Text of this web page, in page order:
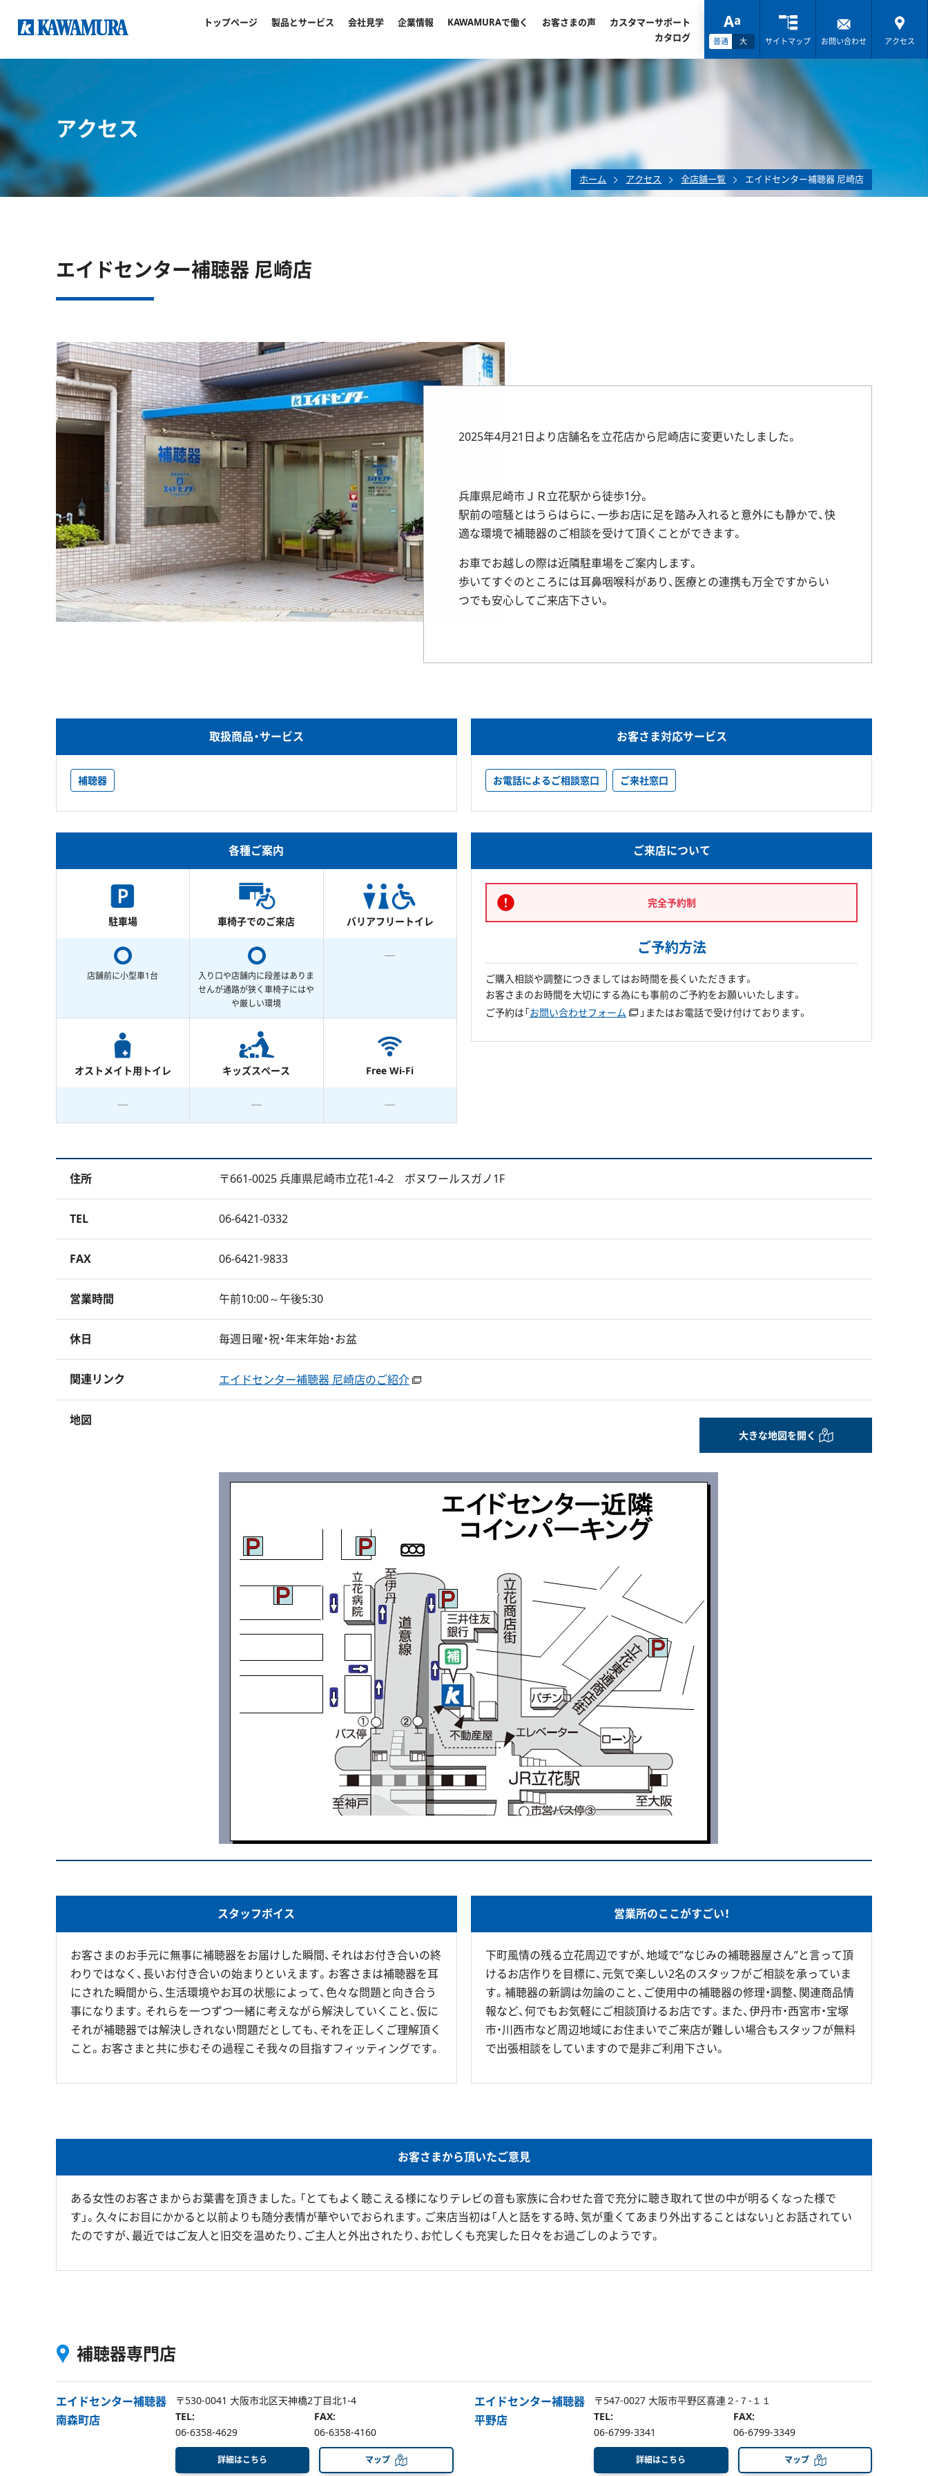
トップページ 製品とサービス 会社見学 企業情報 KAWAMURAで働く お客さまの声
カスタマーサポート
カタログ
普通 大 サイトマップ お問い合わせ アクセス
アクセス
ホーム アクセス 全店舗一覧 エイドセンター補聴器 尼崎店
エイドセンター補聴器 尼崎店
2025年4月21日より店舗名を立花店から尼崎店に変更いたしました。
兵庫県尼崎市ＪＲ立花駅から徒歩1分。
駅前の喧騒とはうらはらに、一歩お店に足を踏み入れると意外にも静かで、快
適な環境で補聴器のご相談を受けて頂くことができます。
お車でお越しの際は近隣駐車場をご案内します。
歩いてすぐのところには耳鼻咽喉科があり、医療との連携も万全ですからい
つでも安心してご来店下さい。
取扱商品・サービス
補聴器
各種ご案内
駐車場
店舗前に小型車1台
車椅子でのご来店
入り口や店舗内に段差はありま
せんが通路が狭く車椅子にはや
や厳しい環境
バリアフリートイレ
オストメイト用トイレ キッズスペース Free Wi-Fi
お客さま対応サービス
お電話によるご相談窓口 ご来社窓口
ご来店について
完全予約制
ご予約方法
ご購入相談や調整につきましてはお時間を長くいただきます。
お客さまのお時間を大切にする為にも事前のご予約をお願いいたします。
ご予約は「お問い合わせフォーム 」またはお電話で受け付けております。
住所 〒661-0025 兵庫県尼崎市立花1-4-2 ボヌワールスガノ1F
TEL 06-6421-0332
FAX 06-6421-9833
営業時間 午前10:00～午後5:30
休日 毎週日曜・祝・年末年始・お盆
関連リンク エイドセンター補聴器 尼崎店のご紹介
地図
大きな地図を開く
スタッフボイス
お客さまのお手元に無事に補聴器をお届けした瞬間、それはお付き合いの終
わりではなく、長いお付き合いの始まりといえます。お客さまは補聴器を耳
にされた瞬間から、生活環境やお耳の状態によって、色々な問題と向き合う
事になります。それらを一つずつ一緒に考えながら解決していくこと、仮に
それが補聴器では解決しきれない問題だとしても、それを正しくご理解頂く
こと。お客さまと共に歩むその過程こそ我々の目指すフィッティングです。
営業所のここがすごい！
下町風情の残る立花周辺ですが、地域で”なじみの補聴器屋さん”と言って頂
けるお店作りを目標に、元気で楽しい2名のスタッフがご相談を承っていま
す。補聴器の新調は勿論のこと、ご使用中の補聴器の修理・調整、関連商品情
報など、何でもお気軽にご相談頂けるお店です。また、伊丹市・西宮市・宝塚
市・川西市など周辺地域にお住まいでご来店が難しい場合もスタッフが無料
で出張相談をしていますので是非ご利用下さい。
お客さまから頂いたご意見
ある女性のお客さまからお葉書を頂きました。「とてもよく聴こえる様になりテレビの音も家族に合わせた音で充分に聴き取れて世の中が明るくなった様で
す」。久々にお目にかかると以前よりも随分表情が華やいでおられます。ご来店当初は「人と話をする時、気が重くてあまり外出することはない」とお話されてい
たのですが、最近ではご友人と旧交を温めたり、ご主人と外出されたり、お忙しくも充実した日々をお過ごしのようです。
補聴器専門店
エイドセンター補聴器
南森町店
〒530-0041 大阪市北区天神橋2丁目北1-4
TEL:
06-6358-4629
FAX:
06-6358-4160
詳細はこちら マップ
エイドセンター補聴器
平野店
〒547-0027 大阪市平野区喜連２-７-１１
TEL:
06-6799-3341
FAX:
06-6799-3349
詳細はこちら マップ